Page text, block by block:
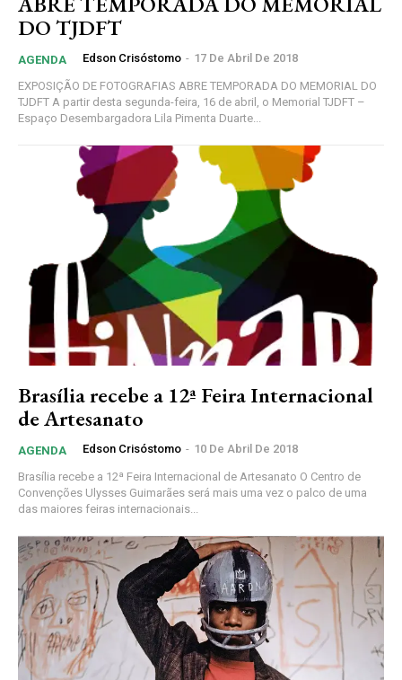
DO TJDFT
AGENDA Edson Crisóstomo - 17 De Abril De 2018
EXPOSIÇÃO DE FOTOGRAFIAS ABRE TEMPORADA DO MEMORIAL DO
TJDFT A partir desta segunda-feira, 16 de abril, o Memorial TJDFT –
Espaço Desembargadora Lila Pimenta Duarte...
Brasília recebe a 12ª Feira Internacional
de Artesanato
AGENDA Edson Crisóstomo - 10 De Abril De 2018
Brasília recebe a 12ª Feira Internacional de Artesanato O Centro de
Convenções Ulysses Guimarães será mais uma vez o palco de uma
das maiores feiras internacionais...